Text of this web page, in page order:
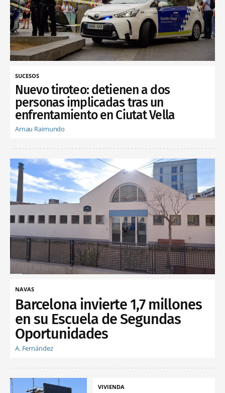
SUCESOS
Nuevo tiroteo: detienen a dos
personas implicadas tras un
enfrentamiento en Ciutat Vella
Arnau Raimundo
NAVAS
Barcelona invierte 1,7 millones
en su Escuela de Segundas
Oportunidades
A. Fernández
VIVIENDA